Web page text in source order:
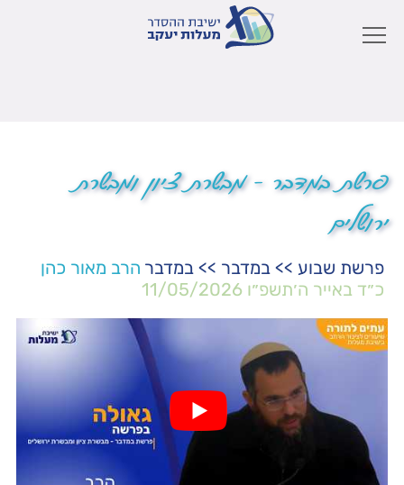
פרשת במדבר – מבשרת ציון ומבשרת
ירושלים
פרשת שבוע >> במדבר >> במדבר הרב מאור כהן
כ״ד באייר ה׳תשפ״ו 11/05/2026